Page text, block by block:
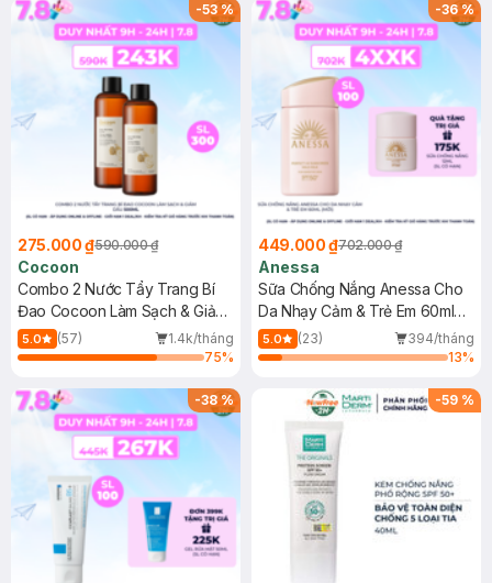
-53%
275.000 ₫590.000 ₫
Cocoon
Combo 2 Nước Tẩy Trang Bí
Đao Cocoon Làm Sạch & Giảm
Dầu 500ml
5.0 (57)
1.4k/tháng
75%
-36%
449.000 ₫702.000 ₫
Anessa
Sữa Chống Nắng Anessa Cho
Da Nhạy Cảm & Trẻ Em 60ml
(Mới)
5.0 (23)
394/tháng
13%
-38% -59 %